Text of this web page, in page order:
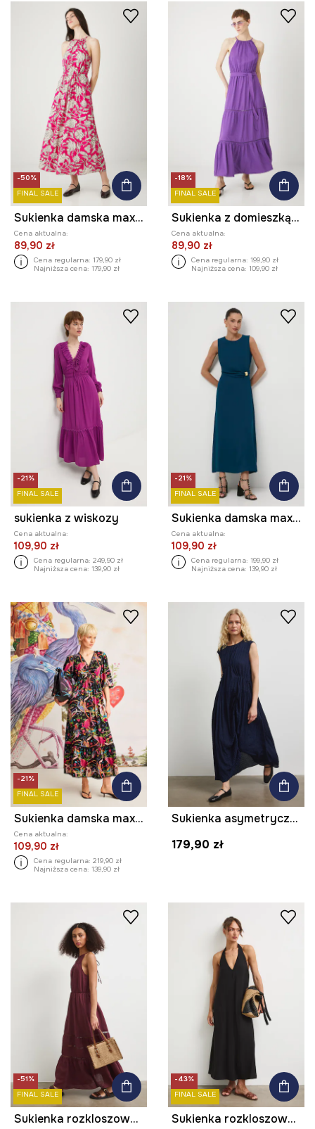
-50%
FINAL SALE
Sukienka damska maxi wzorzysta z wiskozy
Cena aktualna:
89,90 zł
Cena regularna: 179,90 zł
Najniższa cena: 179,90 zł
-18%
FINAL SALE
Sukienka z domieszką lnu damska maxi z paskiem gładka kolor fioletowy
Cena aktualna:
89,90 zł
Cena regularna: 199,90 zł
Najniższa cena: 109,90 zł
-21%
FINAL SALE
sukienka z wiskozy
Cena aktualna:
109,90 zł
Cena regularna: 249,90 zł
Najniższa cena: 139,90 zł
-21%
FINAL SALE
Sukienka damska maxi gładka
Cena aktualna:
109,90 zł
Cena regularna: 199,90 zł
Najniższa cena: 139,90 zł
-21%
FINAL SALE
Sukienka damska maxi z kolekcji El Gato Chimney x Medicine kolor czarny
Cena aktualna:
109,90 zł
Cena regularna: 219,90 zł
Najniższa cena: 139,90 zł
Sukienka asymetryczna
179,90 zł
-51%
FINAL SALE
Sukienka rozkloszowana z lnem
-43%
FINAL SALE
Sukienka rozkloszowana z wiskozą gładka